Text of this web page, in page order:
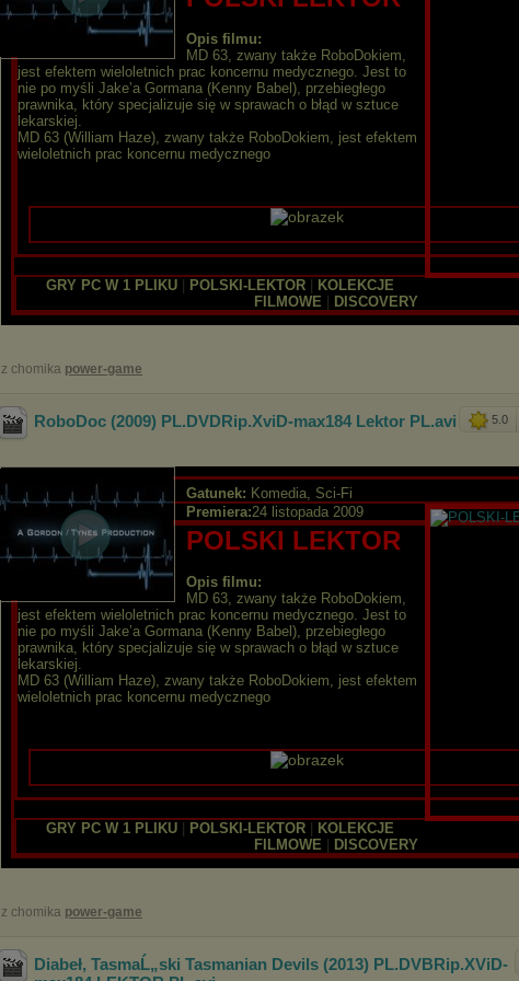
Opis filmu:
MD 63, zwany także RoboDokiem,
jest efektem wieloletnich prac koncernu medycznego. Jest to
nie po myśli Jake’a Gormana (Kenny Babel), przebiegłego
prawnika, który specjalizuje się w sprawach o błąd w sztuce
lekarskiej.
MD 63 (William Haze), zwany także RoboDokiem, jest efektem
wieloletnich prac koncernu medycznego
GRY PC W 1 PLIKU| POLSKI-LEKTOR|
KOLEKCJE
FILMOWE
DISCOVERY
z chomika power-game
5.0
RoboDoc (2009) PL.DVDRip.XviD-max184 Lektor PL.avi
Gatunek: Komedia, Sci-Fi
Premiera:24 listopada 2009
POLSKI LEKTOR
Opis filmu:
MD 63, zwany także RoboDokiem,
jest efektem wieloletnich prac koncernu medycznego. Jest to
nie po myśli Jake’a Gormana (Kenny Babel), przebiegłego
prawnika, który specjalizuje się w sprawach o błąd w sztuce
lekarskiej.
MD 63 (William Haze), zwany także RoboDokiem, jest efektem
wieloletnich prac koncernu medycznego
GRY PC W 1 PLIKU| POLSKI-LEKTOR|
KOLEKCJE
FILMOWE
DISCOVERY
z chomika power-game
Diabeł‚ TasmaĹ„ski Tasmanian Devils (2013) PL.DVBRip.XViD-